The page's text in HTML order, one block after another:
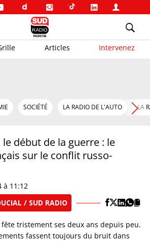
Articles Intervenez
SOCIÉTÉ LA RADIO DE L'AUTO LA
début de la guerre : le
sur le conflit russo-
à 11:12
/ SUD RADIO
tristement ses deux ans depuis peu.
fassent toujours du bruit dans